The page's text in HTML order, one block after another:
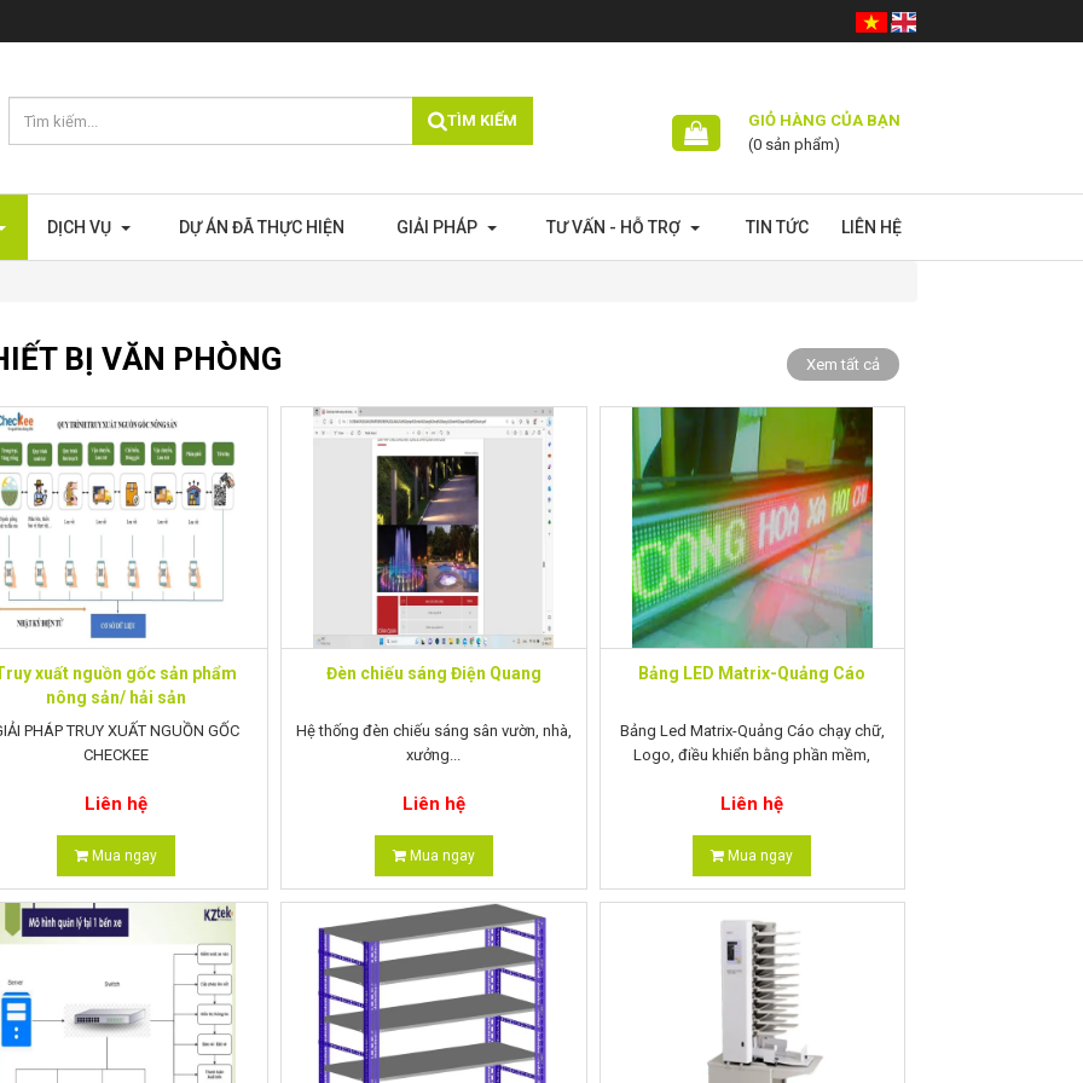
TÌM KIẾM
GIỎ HÀNG CỦA BẠN
(0 sản phẩm)
DỊCH VỤ DỰ ÁN ĐÃ THỰC HIỆN GIẢI PHÁP TƯ VẤN - HỖ TRỢ TIN TỨC LIÊN HỆ
BỊ VĂN PHÒNG Xem tất cả
xuất nguồn gốc sản phẩm
nông sản/ hải sản
PHÁP TRUY XUẤT NGUỒN GỐC
CHECKEE
Liên hệ
Mua ngay
Đèn chiếu sáng Điện Quang
Hệ thống đèn chiếu sáng sân vườn, nhà,
xưởng...
Liên hệ
Mua ngay
Bảng LED Matrix-Quảng Cáo
Bảng Led Matrix-Quảng Cáo chạy chữ,
Logo, điều khiển bằng phần mềm,
Liên hệ
Mua ngay